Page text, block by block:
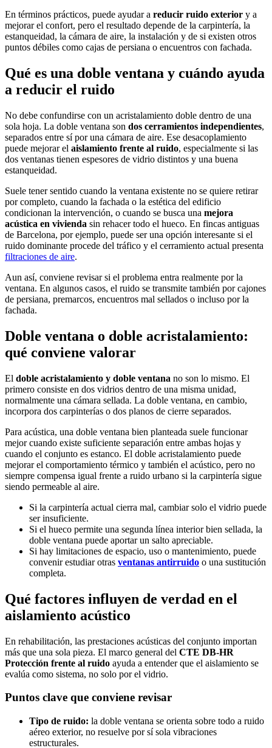
En términos prácticos, puede ayudar a reducir ruido exterior y a
mejorar el confort, pero el resultado depende de la carpintería, la
estanqueidad, la cámara de aire, la instalación y de si existen otros
puntos débiles como cajas de persiana o encuentros con fachada.
Qué es una doble ventana y cuándo ayuda
a reducir el ruido
No debe confundirse con un acristalamiento doble dentro de una
sola hoja. La doble ventana son dos cerramientos independientes,
separados entre sí por una cámara de aire. Ese desacoplamiento
puede mejorar el aislamiento frente al ruido, especialmente si las
dos ventanas tienen espesores de vidrio distintos y una buena
estanqueidad.
Suele tener sentido cuando la ventana existente no se quiere retirar
por completo, cuando la fachada o la estética del edificio
condicionan la intervención, o cuando se busca una mejora
acústica en vivienda sin rehacer todo el hueco. En fincas antiguas
de Barcelona, por ejemplo, puede ser una opción interesante si el
ruido dominante procede del tráfico y el cerramiento actual presenta
filtraciones de aire.
Aun así, conviene revisar si el problema entra realmente por la
ventana. En algunos casos, el ruido se transmite también por cajones
de persiana, premarcos, encuentros mal sellados o incluso por la
fachada.
Doble ventana o doble acristalamiento:
qué conviene valorar
El doble acristalamiento y doble ventana no son lo mismo. El
primero consiste en dos vidrios dentro de una misma unidad,
normalmente una cámara sellada. La doble ventana, en cambio,
incorpora dos carpinterías o dos planos de cierre separados.
Para acústica, una doble ventana bien planteada suele funcionar
mejor cuando existe suficiente separación entre ambas hojas y
cuando el conjunto es estanco. El doble acristalamiento puede
mejorar el comportamiento térmico y también el acústico, pero no
siempre compensa igual frente a ruido urbano si la carpintería sigue
siendo permeable al aire.
Si la carpintería actual cierra mal, cambiar solo el vidrio puede
ser insuficiente.
Si el hueco permite una segunda línea interior bien sellada, la
doble ventana puede aportar un salto apreciable.
Si hay limitaciones de espacio, uso o mantenimiento, puede
convenir estudiar otras ventanas antirruido o una sustitución
completa.
Qué factores influyen de verdad en el
aislamiento acústico
En rehabilitación, las prestaciones acústicas del conjunto importan
más que una sola pieza. El marco general del CTE DB-HR
Protección frente al ruido ayuda a entender que el aislamiento se
evalúa como sistema, no solo por el vidrio.
Puntos clave que conviene revisar
Tipo de ruido: la doble ventana se orienta sobre todo a ruido
aéreo exterior, no resuelve por sí sola vibraciones
estructurales.